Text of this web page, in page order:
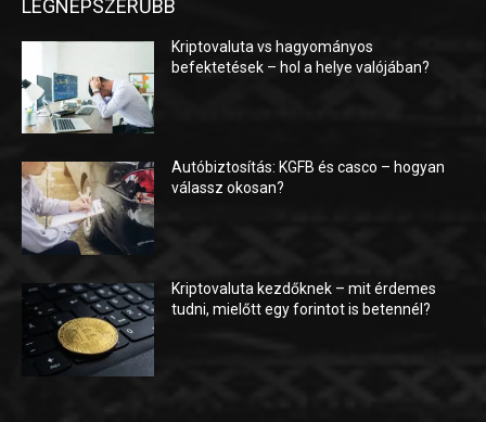
LEGNÉPSZERŰBB
Kriptovaluta vs hagyományos
befektetések – hol a helye valójában?
Autóbiztosítás: KGFB és casco – hogyan
válassz okosan?
Kriptovaluta kezdőknek – mit érdemes
tudni, mielőtt egy forintot is betennél?